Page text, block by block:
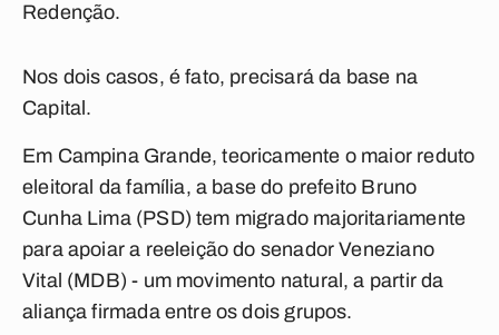
Redenção.
Nos dois casos, é fato, precisará da base na
Capital.
Em Campina Grande, teoricamente o maior reduto
eleitoral da família, a base do prefeito Bruno
Cunha Lima (PSD) tem migrado majoritariamente
para apoiar a reeleição do senador Veneziano
Vital (MDB) - um movimento natural, a partir da
aliança firmada entre os dois grupos.